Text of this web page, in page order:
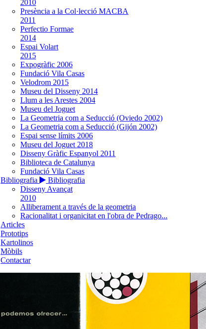
2010
Presència a la Col·lecció MACBA
2011
Perfectio Formae
2014
Espai Volart
2015
Expogràfic 2006
Fundació Vila Casas
Velodrom 2015
Museu del Disseny 2014
Llum a les Arestes 2004
Museu del Joguet
La Geometria com a Seducció (Oviedo 2002)
La Geometria com a Seducció (Gijón 2002)
Espai sense límits 2006
Museu del Joguet 2018
Disseny Gràfic Espanyol 2011
Biblioteca de Catalunya
Fundació Vila Casas
Bibliografia
Bibliografia
Disseny Avançat
2010
Alliberament a través de la geometria
Racionalitat i organicitat en l'obra de Pedrago...
Articles
Prototips
Kartolinos
Mòbils
Contactar